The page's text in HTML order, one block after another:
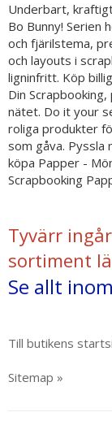
Underbart,
Bo Bunny! Serien
och fjärilstema,
och layouts i
ligninfritt. Köp
Din
nätet. Do it your
roliga produkter
som gåva. Pyssla
köpa Papper -
Scrapbooking
Tyvärr
sortiment
Se allt
Till butikens
Sitemap »